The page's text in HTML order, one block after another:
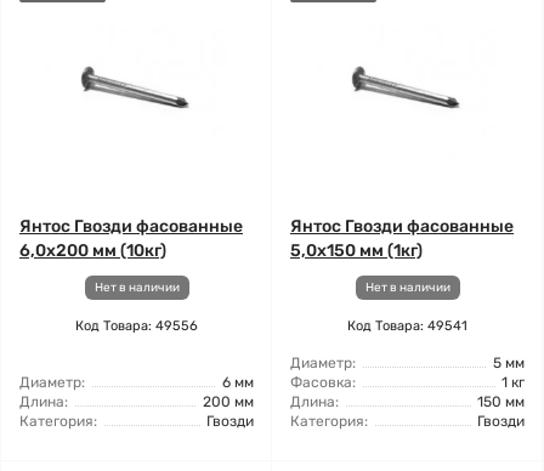
Янтос Гвозди фасованные
6,0x200 мм (10кг)
Нет в наличии
Код Товара: 49556
Диаметр:
6 мм
Длина:
200 мм
Категория:
Гвозди
Янтос Гвозди фасованные
5,0x150 мм (1кг)
Нет в наличии
Код Товара: 49541
Диаметр:
5 мм
Фасовка:
1 кг
Длина:
150 мм
Категория:
Гвозди